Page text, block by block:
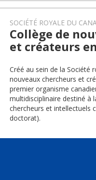
SOCIÉTÉ ROYALE DU
Collège de
et créateurs
Créé au sein de la Société
nouveaux chercheurs et
premier organisme
multidisciplinaire destiné à
chercheurs et intellectuels
doctorat).